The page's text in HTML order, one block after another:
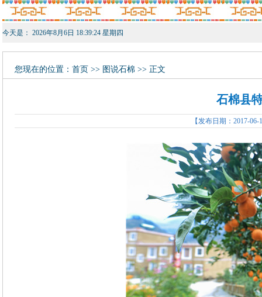
今天是： 2026年8月6日 18:39:24 星期四
您现在的位置： 首页 >> 图说石棉 >> 正文
石棉县
【发布日期：2017-06-